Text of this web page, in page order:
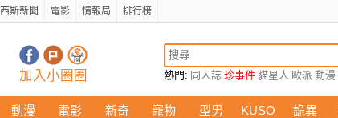
西斯新聞 電影 情報局 排行榜
加入小圈圈 熱門: 同人誌 珍事件 貓星人 歐派 動漫
動漫 電影 新奇 寵物 型男 KUSO 詭異